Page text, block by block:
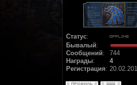
Статус:
Бывалый:
Сообщений:
744
Награды:
4
Регистрация: